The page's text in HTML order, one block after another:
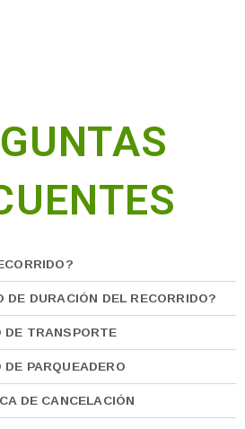
DE DURACIÓN DEL RECORRIDO?
DE TRANSPORTE
DE PARQUEADERO
DE CANCELACIÓN